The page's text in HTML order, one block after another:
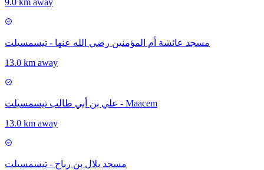
9.0 km away
مسجد عائشة أم المؤمنين رضي الله عنها - تيسمسيلت
13.0 km away
علي بن أبي طالب تيسمسيلت - Maacem
13.0 km away
مسجد بلال بن رباح - تيسمسيلت